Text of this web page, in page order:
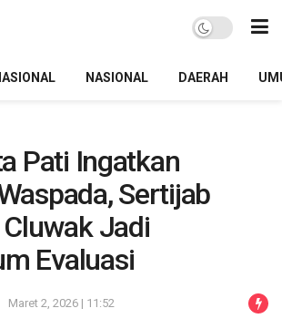
NASIONAL DAERAH
Pati Ingatkan
Sertijab
Jadi
Evaluasi
Maret 2, 2026 | 11:52